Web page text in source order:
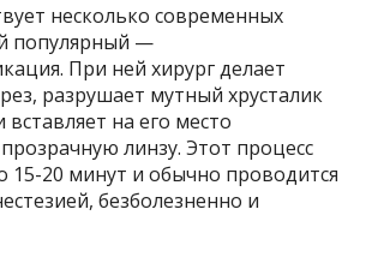
несколько современных
популярный —
При ней хирург делает
разрушает мутный хрусталик
на его место
линзу. Этот процесс
15-20 минут и обычно проводится
безболезненно и